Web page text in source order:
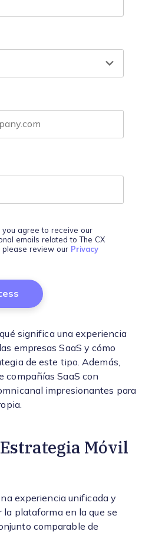
you agree to receive our
emails related to The CX
please review our Privacy
significa una experiencia
empresas SaaS y cómo
de este tipo. Además,
compañías SaaS con
impresionantes para
Móvil
experiencia unificada y
plataforma en la que se
comparable de